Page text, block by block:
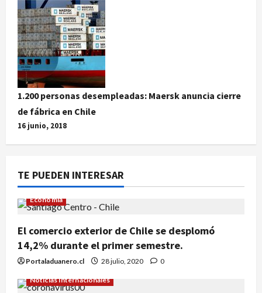
1.200 personas desempleadas: Maersk anuncia cierre
de fábrica en Chile
16 junio, 2018
TE PUEDEN INTERESAR
Economía
El comercio exterior de Chile se desplomó
14,2% durante el primer semestre.
Portaladuanero.cl 28 julio, 2020 0
Noticias Internacionales